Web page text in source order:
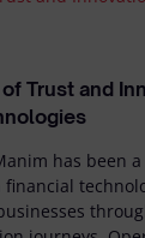
of Trust and
has been a